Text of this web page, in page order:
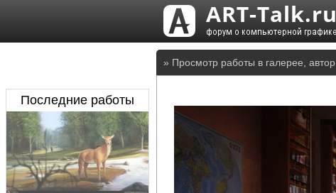
» Просмотр работы в галерее, автор
Последние работы